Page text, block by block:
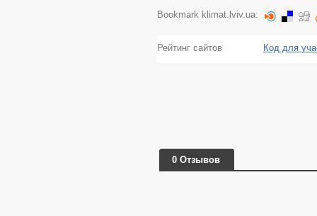
Bookmark klimat.lviv.ua:
Рейтинг сайтов Код для
0 Отзывов